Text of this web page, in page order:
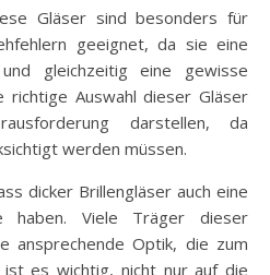
Gläser sind besonders für
geeignet, da sie eine
gleichzeitig eine gewisse
richtige Auswahl dieser Gläser
darstellen, da
werden müssen.
dicker Brillengläser auch eine
haben. Viele Träger dieser
ansprechende Optik, die zum
es wichtig, nicht nur auf die